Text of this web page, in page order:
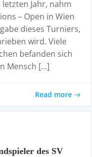
Jahr, nahm
– Open in Wien
dieses Turniers,
wird. Viele
befanden sich
Mensch […]
Read more
des SV